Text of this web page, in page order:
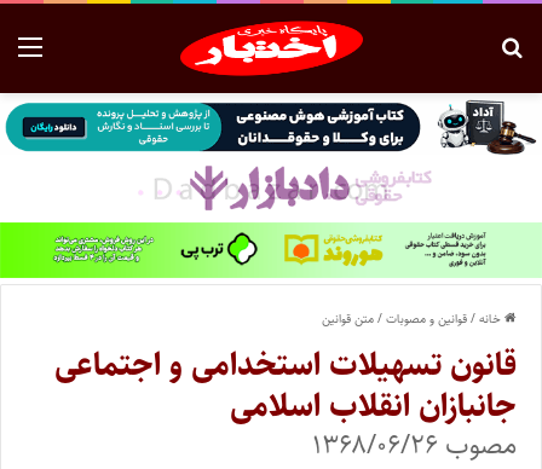
خانه/قوانین و مصوبات/متن قوانین
قانون تسهیلات استخدامی و اجتماعی
جانبازان انقلاب اسلامی
مصوب ۱۳۶۸/۰۶/۲۶